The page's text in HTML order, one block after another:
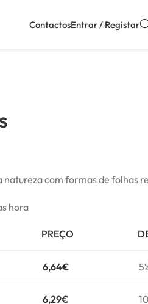
ContactosEntrar / Registar
natureza com formas de folhas
hora
PREÇO
6,64€
6,29€